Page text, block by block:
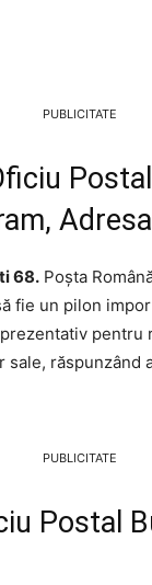
PUBLICITATE
68. Poșta
fie un pilon
PUBLICITATE
Postal